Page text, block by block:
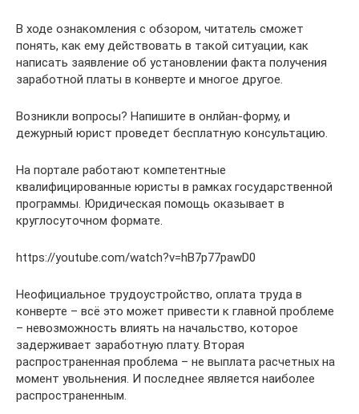
В ходе ознакомления с обзором, читатель сможет
понять, как ему действовать в такой ситуации, как
написать заявление об установлении факта получения
заработной платы в конверте и многое другое.
Возникли вопросы? Напишите в онлйан-форму, и
дежурный юрист проведет бесплатную консультацию.
На портале работают компетентные
квалифицированные юристы в рамках государственной
программы. Юридическая помощь оказывает в
круглосуточном формате.
https://youtube.com/watch?v=hB7p77pawD0
Неофициальное трудоустройство, оплата труда в
конверте – всё это может привести к главной проблеме
– невозможность влиять на начальство, которое
задерживает заработную плату. Вторая
распространенная проблема – не выплата расчетных на
момент увольнения. И последнее является наиболее
распространенным.